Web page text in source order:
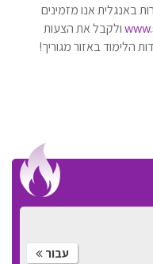
באנגלית אנו מזמינים
ולקבל את הצעות
הלימוד באזור מגוריך!
עבור